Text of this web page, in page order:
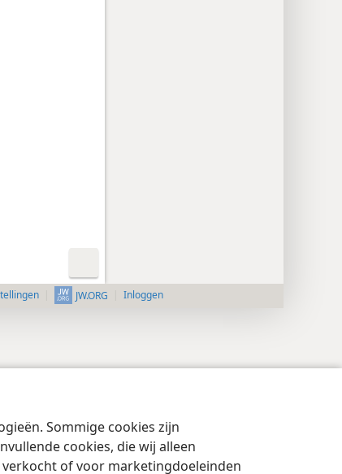
Sommige cookies zijn
cookies, die wij alleen
of voor marketingdoeleinden
JW.ORG Inloggen